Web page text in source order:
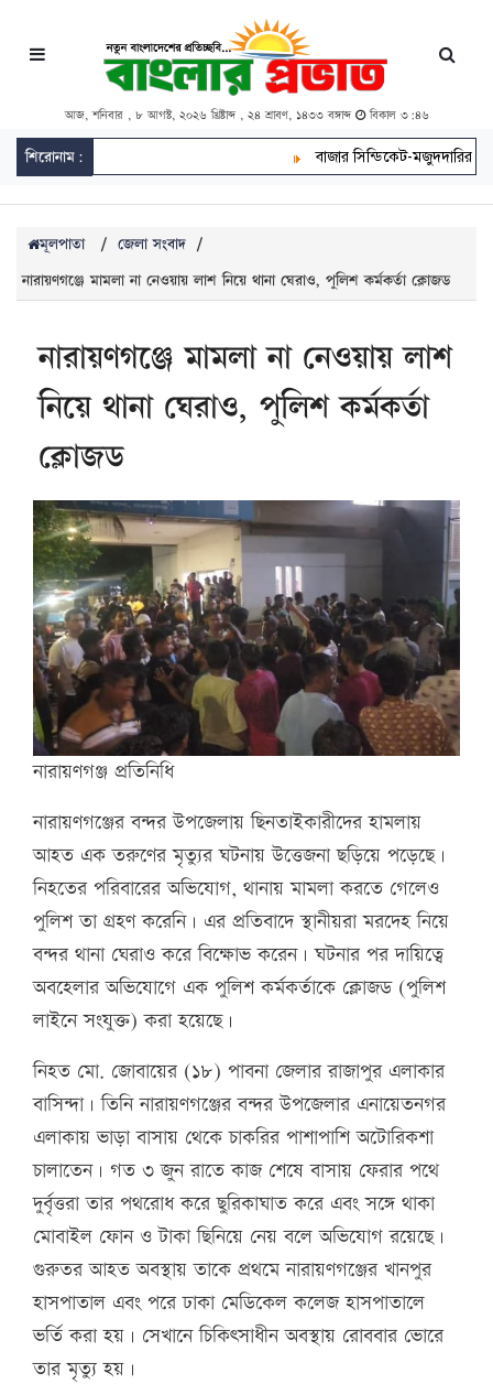
আজ, শনিবার , ৮ আগস্ট, ২০২৬ খ্রিষ্টাব্দ , ২৪ শ্রাবণ, ১৪৩৩ বঙ্গাব্দ বিকাল ৩:৪৬
শিরোনাম: বাজার সিন্ডিকেট-মজুদদারির
মূলপাতা / জেলা সংবাদ /
নারায়ণগঞ্জে মামলা না নেওয়ায় লাশ নিয়ে থানা ঘেরাও, পুলিশ কর্মকর্তা ক্লোজড
নারায়ণগঞ্জে মামলা না নেওয়ায় লাশ
নিয়ে থানা ঘেরাও, পুলিশ কর্মকর্তা
ক্লোজড
নারায়ণগঞ্জ প্রতিনিধি
নারায়ণগঞ্জের বন্দর উপজেলায় ছিনতাইকারীদের হামলায়
আহত এক তরুণের মৃত্যুর ঘটনায় উত্তেজনা ছড়িয়ে পড়েছে।
নিহতের পরিবারের অভিযোগ, থানায় মামলা করতে গেলেও
পুলিশ তা গ্রহণ করেনি। এর প্রতিবাদে স্থানীয়রা মরদেহ নিয়ে
বন্দর থানা ঘেরাও করে বিক্ষোভ করেন। ঘটনার পর দায়িত্বে
অবহেলার অভিযোগে এক পুলিশ কর্মকর্তাকে ক্লোজড (পুলিশ
লাইনে সংযুক্ত) করা হয়েছে।
নিহত মো. জোবায়ের (১৮) পাবনা জেলার রাজাপুর এলাকার
বাসিন্দা। তিনি নারায়ণগঞ্জের বন্দর উপজেলার এনায়েতনগর
এলাকায় ভাড়া বাসায় থেকে চাকরির পাশাপাশি অটোরিকশা
চালাতেন। গত ৩ জুন রাতে কাজ শেষে বাসায় ফেরার পথে
দুর্বৃত্তরা তার পথরোধ করে ছুরিকাঘাত করে এবং সঙ্গে থাকা
মোবাইল ফোন ও টাকা ছিনিয়ে নেয় বলে অভিযোগ রয়েছে।
গুরুতর আহত অবস্থায় তাকে প্রথমে নারায়ণগঞ্জের খানপুর
হাসপাতাল এবং পরে ঢাকা মেডিকেল কলেজ হাসপাতালে
ভর্তি করা হয়। সেখানে চিকিৎসাধীন অবস্থায় রোববার ভোরে
তার মৃত্যু হয়।